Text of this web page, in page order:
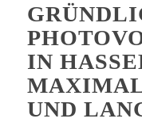
IN
UND